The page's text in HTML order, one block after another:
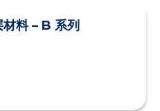
料 – B 系列